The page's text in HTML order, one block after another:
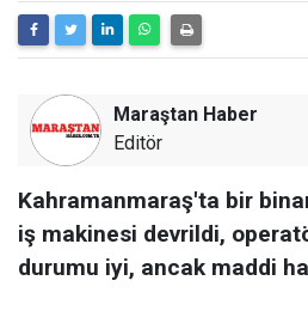
Maraştan Haber
Editör
Kahramanmaraş'ta bir
iş makinesi devrildi,
durumu iyi, ancak maddi